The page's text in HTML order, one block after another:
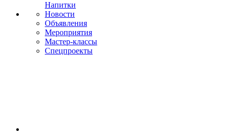
Напитки
Новости
Объявления
Мероприятия
Мастер-классы
Спецпроекты